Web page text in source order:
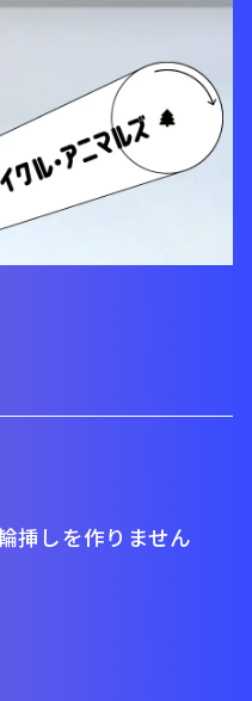
挿しを作りません